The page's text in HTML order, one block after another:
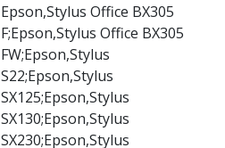
Epson,Stylus Office BX305
F;Epson,Stylus Office BX305
FW;Epson,Stylus
S22;Epson,Stylus
SX125;Epson,Stylus
SX130;Epson,Stylus
SX230;Epson,Stylus